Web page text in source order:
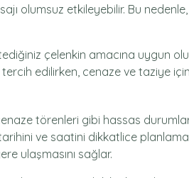
olumsuz etkileyebilir. Bu
çelenkin amacına uygun
edilirken, cenaze ve taziye
törenleri gibi hassas
ve saatini dikkatlice
ulaşmasını sağlar.